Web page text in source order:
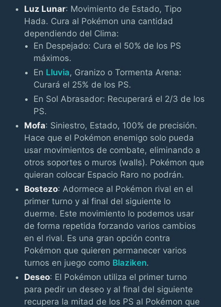
Luz Lunar: Movimiento de Estado, Tipo
Hada. Cura al Pokémon una cantidad
dependiendo del Clima:
En Despejado: Cura el 50% de los PS
máximos.
En Lluvia, Granizo o Tormenta Arena:
Curará el 25% de los PS.
En Sol Abrasador: Recuperará el 2/3 de los
PS.
Mofa: Siniestro, Estado, 100% de precisión.
Hace que el Pokémon enemigo solo pueda
usar movimientos de combate, eliminando a
otros soportes o muros (walls). Pokémon que
quieran colocar Espacio Raro no podrán.
Bostezo: Adormece al Pokémon rival en el
primer turno y al final del siguiente lo
duerme. Este movimiento lo podemos usar
de forma repetida forzando varios cambios
en el rival. Es una gran opción contra
Pokémon que quieren permanecer varios
turnos en juego como Blaziken.
Deseo: El Pokémon utiliza el primer turno
para pedir un deseo y al final del siguiente
recupera la mitad de los PS al Pokémon que